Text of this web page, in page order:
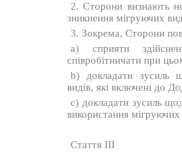
2. Сторони визнають
зникнення мігруючих
3. Зокрема, Сторони
a) сприяти
співробітничати при
b) докладати зусиль
видів, які включені до
c) докладати зусиль
використання
Стаття III